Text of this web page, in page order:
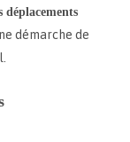
déplacements
démarche de